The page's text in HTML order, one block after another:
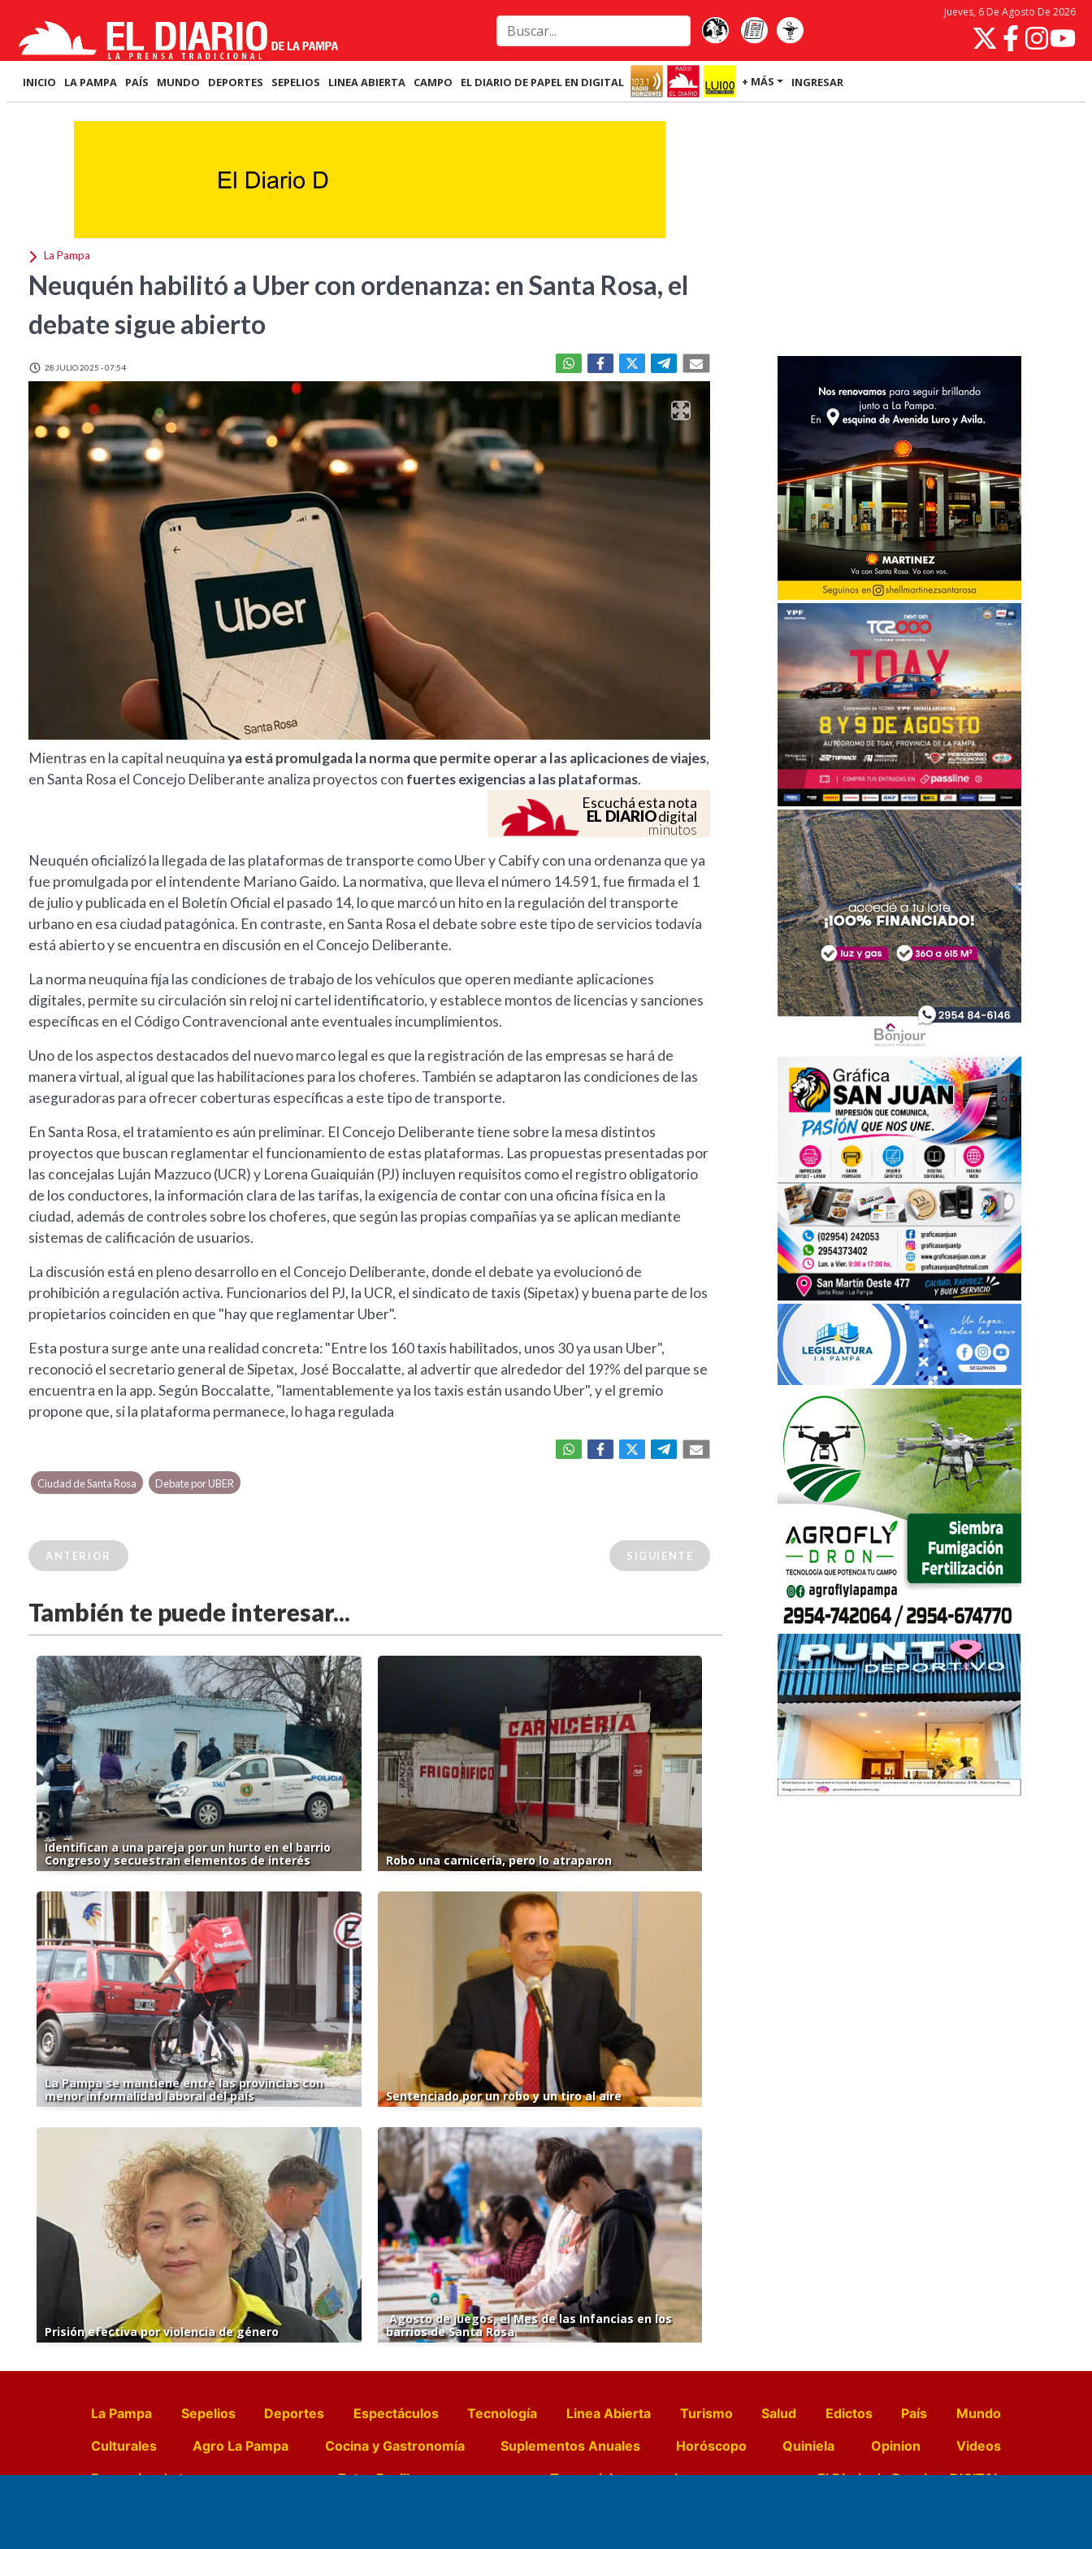
Jueves, 6 De Agosto De 2026
INICIO LA PAMPA PAÍS MUNDO DEPORTES SEPELIOS LINEA ABIERTA CAMPO EL DIARIO DE PAPEL EN DIGITAL + MÁS INGRESAR
La Pampa
Neuquén habilitó a Uber con ordenanza: en Santa Rosa, el
debate sigue abierto
28 JULIO 2025 - 07:54
Mientras en la capital neuquinaya está promulgada la norma que permite operar a las aplicaciones de viajes,
en Santa Rosa el Concejo Deliberante analiza proyectos con fuertes exigencias a las plataformas.
Escuchá esta nota
EL DIARIOdigital
minutos
Neuquén oficializó la llegada de las plataformas de transporte como Uber y Cabify con una ordenanza que ya
fue promulgada por el intendente Mariano Gaido. La normativa, que lleva el número 14.591, fue firmada el 1
de julio y publicada en el Boletín Oficial el pasado 14, lo que marcó un hito en la regulación del transporte
urbano en esa ciudad patagónica. En contraste, en Santa Rosa el debate sobre este tipo de servicios todavía
está abierto y se encuentra en discusión en el Concejo Deliberante.
La norma neuquina fija las condiciones de trabajo de los vehículos que operen mediante aplicaciones
digitales, permite su circulación sin reloj ni cartel identificatorio, y establece montos de licencias y sanciones
específicas en el Código Contravencional ante eventuales incumplimientos.
Uno de los aspectos destacados del nuevo marco legal es que la registración de las empresas se hará de
manera virtual, al igual que las habilitaciones para los choferes. También se adaptaron las condiciones de las
aseguradoras para ofrecer coberturas específicas a este tipo de transporte.
En Santa Rosa, el tratamiento es aún preliminar. El Concejo Deliberante tiene sobre la mesa distintos
proyectos que buscan reglamentar el funcionamiento de estas plataformas. Las propuestas presentadas por
las concejalas Luján Mazzuco (UCR) y Lorena Guaiquián (PJ) incluyen requisitos como el registro obligatorio
de los conductores, la información clara de las tarifas, la exigencia de contar con una oficina física en la
ciudad, además de controles sobre los choferes, que según las propias compañías ya se aplican mediante
sistemas de calificación de usuarios.
La discusión está en pleno desarrollo en el Concejo Deliberante, donde el debate ya evolucionó de
prohibición a regulación activa. Funcionarios del PJ, la UCR, el sindicato de taxis (Sipetax) y buena parte de los
propietarios coinciden en que "hay que reglamentar Uber".
Esta postura surge ante una realidad concreta: "Entre los 160 taxis habilitados, unos 30 ya usan Uber",
reconoció el secretario general de Sipetax, José Boccalatte, al advertir que alrededor del 19?% del parque se
encuentra en la app. Según Boccalatte, "lamentablemente ya los taxis están usando Uber", y el gremio
propone que, si la plataforma permanece, lo haga regulada
Ciudad de Santa Rosa Debate por UBER
ANTERIOR SIGUIENTE
También te puede interesar...
Identifican a una pareja por un hurto en el barrio
Congreso y secuestran elementos de interés
Robo una carnicería, pero lo atraparon
La Pampa se mantiene entre las provincias con
menor informalidad laboral del país
Sentenciado por un robo y un tiro al aire
Prisión efectiva por violencia de género
Agosto de juegos, el Mes de las Infancias en los
barrios de Santa Rosa
La Pampa Sepelios Deportes Espectáculos Tecnología Linea Abierta Turismo Salud Edictos País
Mundo
Culturales
Agro La Pampa Cocina y Gastronomía Suplementos Anuales Horóscopo Quiniela Opinion
Videos
Farmacias de turno
Entre Pocillos Transmisiones en vivo El Diario de Papel en DIGITAL